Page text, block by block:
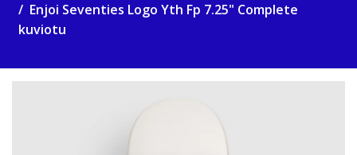
Enjoi Seventies Logo Yth Fp 7.25" Complete
kuviotu